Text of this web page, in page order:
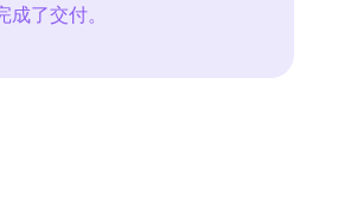
了交付。